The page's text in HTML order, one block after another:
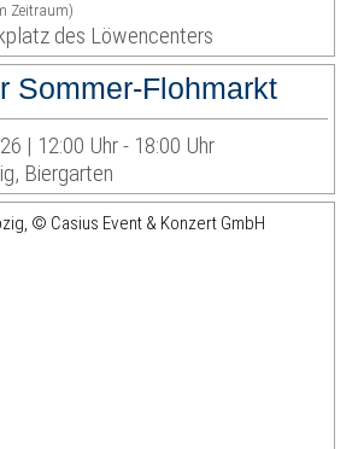
Zeitraum)
des Löwencenters
Sommer-Flohmarkt
| 12:00 Uhr - 18:00 Uhr
Biergarten